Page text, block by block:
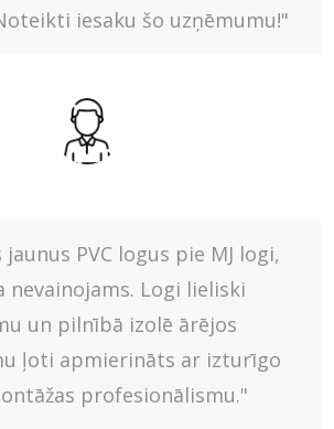
iesaku šo uzņēmumu!"
PVC logus pie MJ logi,
nevainojams. Logi lieliski
un pilnībā izolē ārējos
ļoti apmierināts ar izturīgo
profesionālismu."